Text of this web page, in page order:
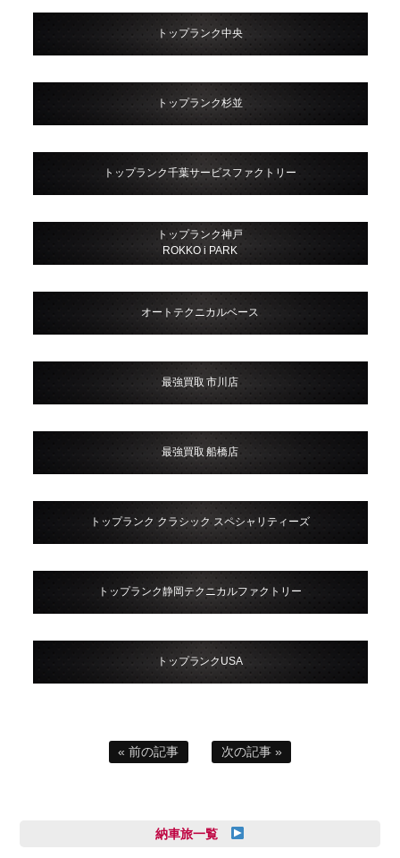
トップランク中央
トップランク杉並
トップランク千葉サービスファクトリー
トップランク神戸
ROKKO i PARK
オートテクニカルベース
最強買取 市川店
最強買取 船橋店
トップランク クラシック スペシャリティーズ
トップランク静岡テクニカルファクトリー
トップランクUSA
« 前の記事 次の記事 »
納車旅一覧